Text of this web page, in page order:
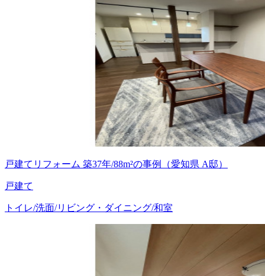
戸建てリフォーム 築37年/88m²の事例（愛知県 A邸）
戸建て
トイレ/洗面/リビング・ダイニング/和室